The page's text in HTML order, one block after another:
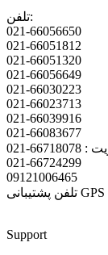
تلفن:
021-66056650
021-66051812
021-66051320
021-66056649
021-66030223
021-66023713
021-66039916
021-66083677
021
021-66724299
09121006465
Support